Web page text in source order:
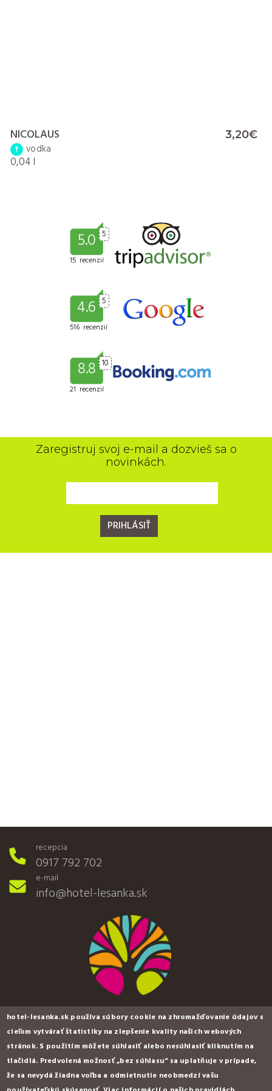
NICOLAUS
vodka
0,04 l
3,20€
5.0 5
15 recenzií
4.6 5
516 recenzií
8.8 10
21 recenzií
Zaregistruj svoj e-mail a dozvieš sa o
novinkách.
PRIHLÁSIŤ
recepcia
0917 792 702
e-mail
info@hotel-lesanka.sk
hotel & wellness LESANKA ***
hotel-lesanka.sk používa súbory cookie na zhromažďovanie údajov s
cieľom vytvárať štatistiky na zlepšenie kvality našich webových
stránok. S použitím môžete súhlasiť alebo nesúhlasiť kliknutím na
tlačidlá. Predvolená možnosť „bez súhlasu“ sa uplatňuje v prípade,
že sa nevydá žiadna voľba a odmietnutie neobmedzí vašu